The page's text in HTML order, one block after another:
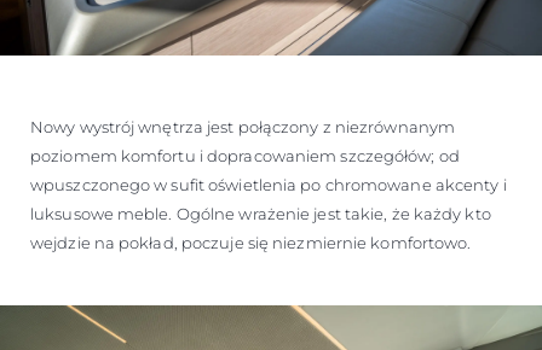
Nowy wystrój wnętrza jest połączony z niezrównanym
poziomem komfortu i dopracowaniem szczegółów; od
wpuszczonego w sufit oświetlenia po chromowane akcenty i
luksusowe meble. Ogólne wrażenie jest takie, że każdy kto
wejdzie na pokład, poczuje się niezmiernie komfortowo.